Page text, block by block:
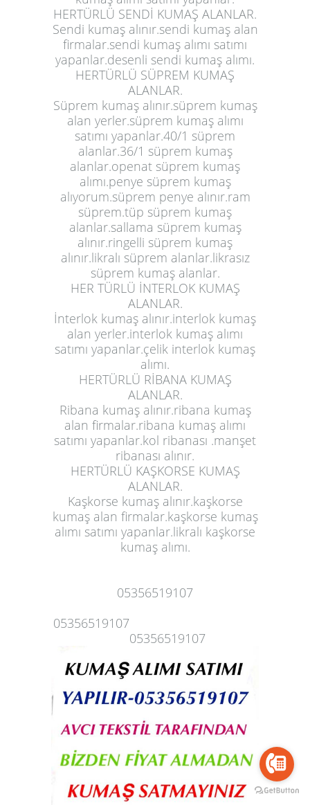
HERTÜRLÜ SENDİ KUMAŞ ALANLAR.
Sendi kumaş alınır.sendi kumaş alan
firmalar.sendi kumaş alımı satımı
yapanlar.desenli sendi kumaş alımı.
HERTÜRLÜ SÜPREM KUMAŞ
ALANLAR.
Süprem kumaş alınır.süprem kumaş
alan yerler.süprem kumaş alımı
satımı yapanlar.40/1 süprem
alanlar.36/1 süprem kumaş
alanlar.openat süprem kumaş
alımı.penye süprem kumaş
alıyorum.süprem penye alınır.ram
süprem.tüp süprem kumaş
alanlar.sallama süprem kumaş
alınır.ringelli süprem kumaş
alınır.likralı süprem alanlar.likrasız
süprem kumaş alanlar.
HER TÜRLÜ İNTERLOK KUMAŞ
ALANLAR.
İnterlok kumaş alınır.interlok kumaş
alan yerler.interlok kumaş alımı
satımı yapanlar.çelik interlok kumaş
alımı.
HERTÜRLÜ RİBANA KUMAŞ
ALANLAR.
Ribana kumaş alınır.ribana kumaş
alan firmalar.ribana kumaş alımı
satımı yapanlar.kol ribanası .manşet
ribanası alınır.
HERTÜRLÜ KAŞKORSE KUMAŞ
ALANLAR.
Kaşkorse kumaş alınır.kaşkorse
kumaş alan firmalar.kaşkorse kumaş
alımı satımı yapanlar.likralı kaşkorse
kumaş alımı.
05356519107
05356519107
05356519107